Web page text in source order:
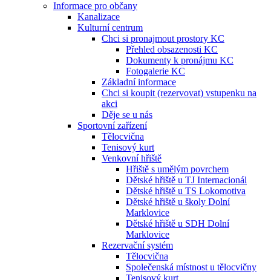
Informace pro občany
Kanalizace
Kulturní centrum
Chci si pronajmout prostory KC
Přehled obsazenosti KC
Dokumenty k pronájmu KC
Fotogalerie KC
Základní informace
Chci si koupit (rezervovat) vstupenku na
akci
Děje se u nás
Sportovní zařízení
Tělocvična
Tenisový kurt
Venkovní hřiště
Hřiště s umělým povrchem
Dětské hřiště u TJ Internacionál
Dětské hřiště u TS Lokomotiva
Dětské hřiště u školy Dolní
Marklovice
Dětské hřiště u SDH Dolní
Marklovice
Rezervační systém
Tělocvična
Společenská místnost u tělocvičny
Tenisový kurt